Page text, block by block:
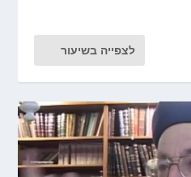
לצפייה בשיעור